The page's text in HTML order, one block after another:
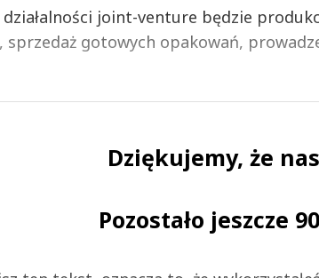
joint-venture będzie
sprzedaż gotowych opakowań,
Dziękujemy, że
Pozostało jeszcze